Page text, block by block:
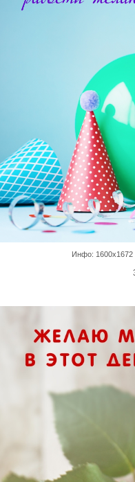
Инфо: